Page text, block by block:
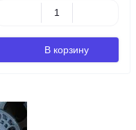
В корзину